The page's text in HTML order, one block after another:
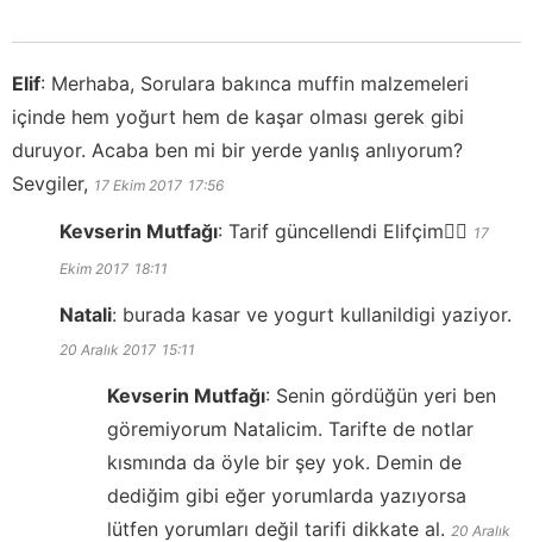
Elif: Merhaba, Sorulara bakınca muffin malzemeleri
içinde hem yoğurt hem de kaşar olması gerek gibi
duruyor. Acaba ben mi bir yerde yanlış anlıyorum?
Sevgiler, 17 Ekim 2017 17:56
Kevserin Mutfağı: Tarif güncellendi Elifçim👍🏻 17
Ekim 2017 18:11
Natali: burada kasar ve yogurt kullanildigi yaziyor.
20 Aralık 2017 15:11
Kevserin Mutfağı: Senin gördüğün yeri ben
göremiyorum Natalicim. Tarifte de notlar
kısmında da öyle bir şey yok. Demin de
dediğim gibi eğer yorumlarda yazıyorsa
lütfen yorumları değil tarifi dikkate al. 20 Aralık